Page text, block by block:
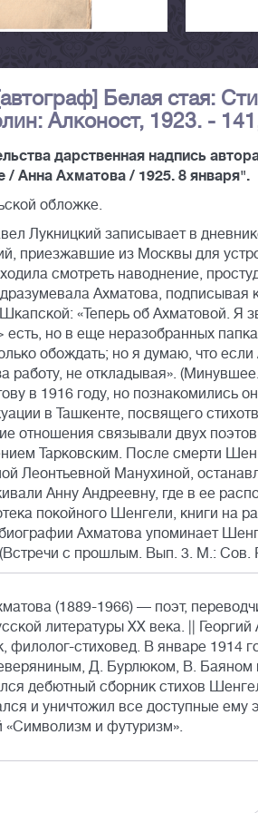
Белая стая:
Алконост, 1923. -
дарственная надпись
Анна Ахматова / 1925. 8 января".
обложке.
Лукницкий записывает в
приезжавшие из Москвы для
смотреть наводнение,
Ахматова, подписывая
«Теперь об Ахматовой. Я
но в еще неразобранных
обождать; но я думаю, что
работу, не откладывая».
в 1916 году, но познакомились
в Ташкенте, посвящего
отношения связывали двух
Тарковским. После смерти
Леонтьевной Манухиной,
Анну Андреевну, где в ее
покойного Шенгели, книги на
Ахматова упоминает
с прошлым. Вып. 3. М.: Сов.
(1889-1966) — поэт,
литературы XX века. ||
филолог-стиховед. В январе 1914
Д. Бурлюком, В.
дебютный сборник стихов
и уничтожил все доступные
«Символизм и футуризм».